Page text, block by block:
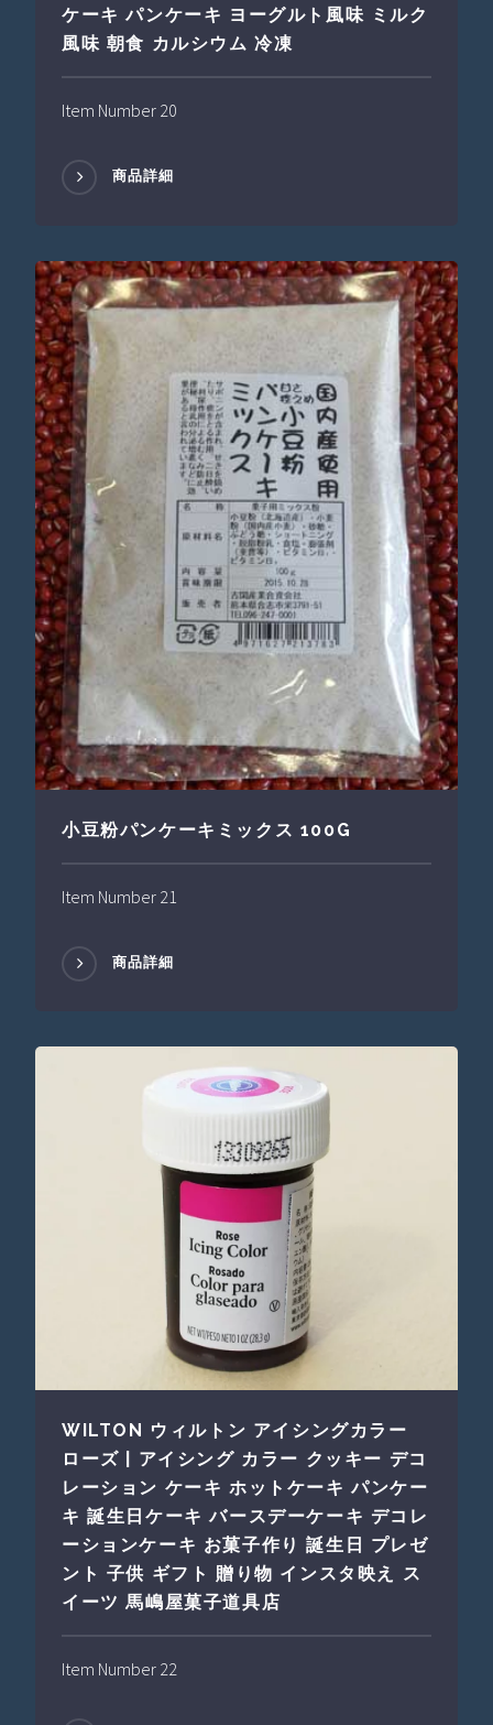
ケーキ パンケーキ ヨーグルト風味 ミルク
風味 朝食 カルシウム 冷凍
Item Number 20
商品詳細
小豆粉パンケーキミックス 100G
Item Number 21
商品詳細
WILTON ウィルトン アイシングカラー
ローズ | アイシング カラー クッキー デコ
レーション ケーキ ホットケーキ パンケー
キ 誕生日ケーキ バースデーケーキ デコレ
ーションケーキ お菓子作り 誕生日 プレゼ
ント 子供 ギフト 贈り物 インスタ映え ス
イーツ 馬嶋屋菓子道具店
Item Number 22